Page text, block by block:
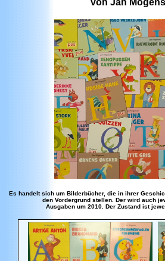
von Jan
Es handelt sich um Bilderbücher, die in ihrer
den Vordergrund stellen. Der wird auch
Ausgaben um 2010. Der Zustand ist